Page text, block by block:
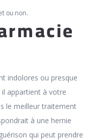
ou non.
indolores ou presque
appartient à votre
le meilleur traitement
à une hernie
qui peut prendre